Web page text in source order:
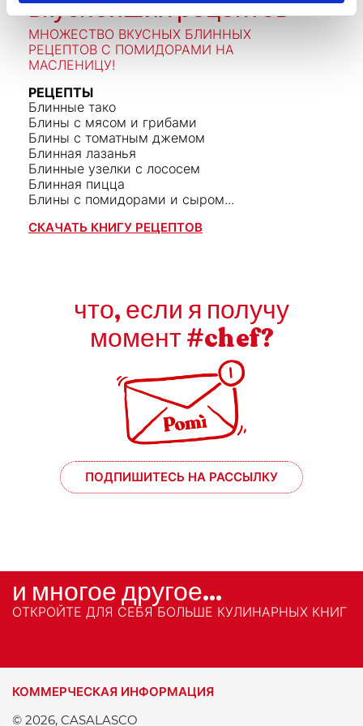
вкуснейших рецептов
МНОЖЕСТВО ВКУСНЫХ БЛИННЫХ
РЕЦЕПТОВ С ПОМИДОРАМИ НА
МАСЛЕНИЦУ!
РЕЦЕПТЫ
Блинные тако
Блины с мясом и грибами
Блины с томатным джемом
Блинная лазанья
Блинные узелки с лососем
Блинная пицца
Блины с помидорами и сыром...
СКАЧАТЬ КНИГУ РЕЦЕПТОВ
что, если я получу
момент #chef?
ПОДПИШИТЕСЬ НА РАССЫЛКУ
и многое другое...
ОТКРОЙТЕ ДЛЯ СЕБЯ БОЛЬШЕ КУЛИНАРНЫХ КНИГ
КОММЕРЧЕСКАЯ ИНФОРМАЦИЯ
© 2026, CASALASCO